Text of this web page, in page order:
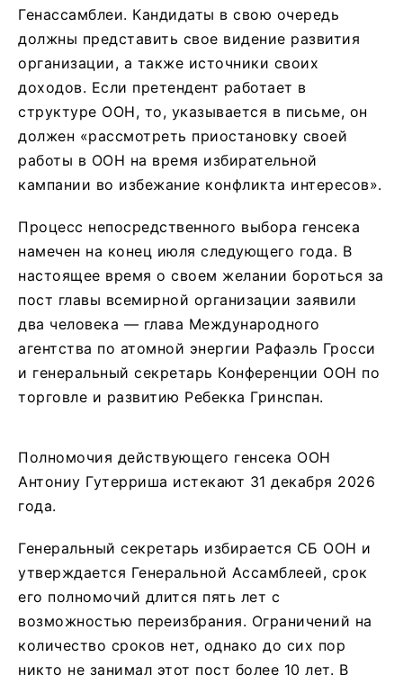
Генассамблеи. Кандидаты в свою очередь
должны представить свое видение развития
организации, а также источники своих
доходов. Если претендент работает в
структуре ООН, то, указывается в письме, он
должен «рассмотреть приостановку своей
работы в ООН на время избирательной
кампании во избежание конфликта интересов».
Процесс непосредственного выбора генсека
намечен на конец июля следующего года. В
настоящее время о своем желании бороться за
пост главы всемирной организации заявили
два человека — глава Международного
агентства по атомной энергии Рафаэль Гросси
и генеральный секретарь Конференции ООН по
торговле и развитию Ребекка Гринспан.
Полномочия действующего генсека ООН
Антониу Гутерриша истекают 31 декабря 2026
года.
Генеральный секретарь избирается СБ ООН и
утверждается Генеральной Ассамблеей, срок
его полномочий длится пять лет с
возможностью переизбрания. Ограничений на
количество сроков нет, однако до сих пор
никто не занимал этот пост более 10 лет. В